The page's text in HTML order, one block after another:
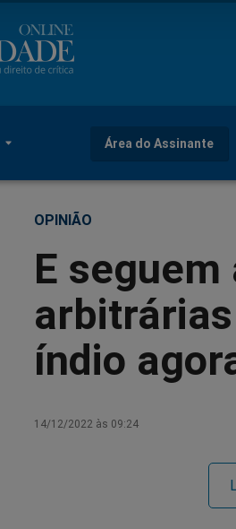
Área do Assinante
OPINIÃO
E
índio
14/12/2022 às 09:24